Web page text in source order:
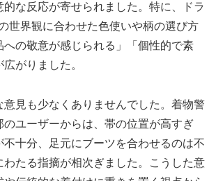
的な反応が寄せられました。特に、ドラ
世界観に合わせた色使いや柄の選び方
への敬意が感じられる」「個性的で素
がりました。
意見も少なくありませんでした。着物警
のユーザーからは、帯の位置が高すぎ
不十分、足元にブーツを合わせるのは不
わたる指摘が相次ぎました。こうした意